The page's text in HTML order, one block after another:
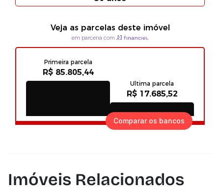
Comparar os bancos
Imóveis Relacionados